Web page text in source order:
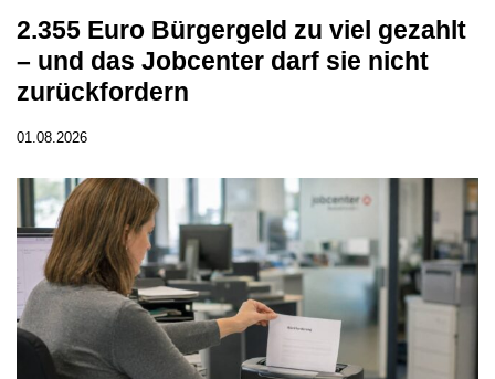
2.355 Euro Bürgergeld zu viel gezahlt
– und das Jobcenter darf sie nicht
zurückfordern
01.08.2026